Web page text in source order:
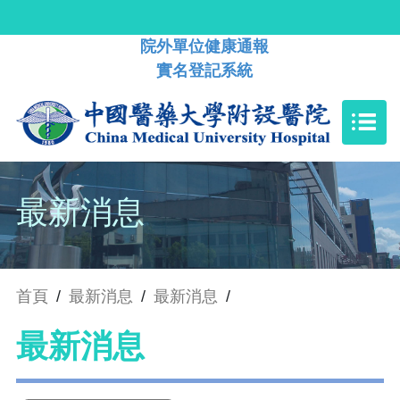
院外單位健康通報
實名登記系統
最新消息
首頁 / 最新消息 / 最新消息 /
最新消息